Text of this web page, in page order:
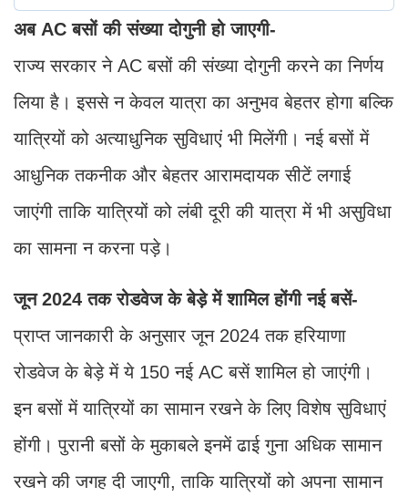
अब AC बसों की संख्या दोगुनी हो जाएगी-
राज्य सरकार ने AC बसों की संख्या दोगुनी करने का निर्णय
लिया है। इससे न केवल यात्रा का अनुभव बेहतर होगा बल्कि
यात्रियों को अत्याधुनिक सुविधाएं भी मिलेंगी। नई बसों में
आधुनिक तकनीक और बेहतर आरामदायक सीटें लगाई
जाएंगी ताकि यात्रियों को लंबी दूरी की यात्रा में भी असुविधा
का सामना न करना पड़े।
जून 2024 तक रोडवेज के बेड़े में शामिल होंगी नई बसें-
प्राप्त जानकारी के अनुसार जून 2024 तक हरियाणा
रोडवेज के बेड़े में ये 150 नई AC बसें शामिल हो जाएंगी।
इन बसों में यात्रियों का सामान रखने के लिए विशेष सुविधाएं
होंगी। पुरानी बसों के मुकाबले इनमें ढाई गुना अधिक सामान
रखने की जगह दी जाएगी, ताकि यात्रियों को अपना सामान